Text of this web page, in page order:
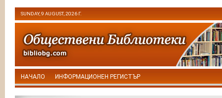
SUNDAY, 9 AUGUST, 2026 Г.
НАЧАЛО ИНФОРМАЦИОНЕН РЕГИСТЪР